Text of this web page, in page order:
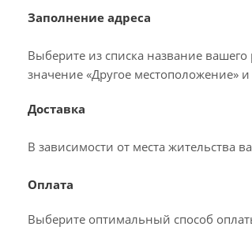
Заполнение адреса
Выберите из списка название
значение «Другое местоположение»
Доставка
В зависимости от места жительства
Оплата
Выберите оптимальный способ